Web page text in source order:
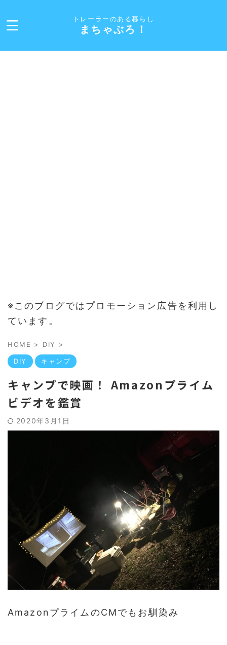
トレーラーのある暮らし
まちゃぶろ！
※このブログではプロモーション広告を利用し
ています。
HOME > DIY >
DIY キャンプ
キャンプで映画！ Amazonプライム
ビデオを鑑賞
2020年3月1日
AmazonプライムのCMでもお馴染み